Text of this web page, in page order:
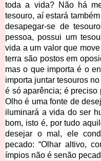
toda a vida? Não há
tesouro, aí estará
desapegar-se de
pessoa, possui um
vida a um valor que
terra são postos em
mas o que importa é o
importa juntar tesouros
é só aparência; é
Olho é uma fonte de
iluminará a vida do ser
bom, isto é, por tudo
desejar o mal, ele
pecado: “Olhar altivo,
ímpios não é senão